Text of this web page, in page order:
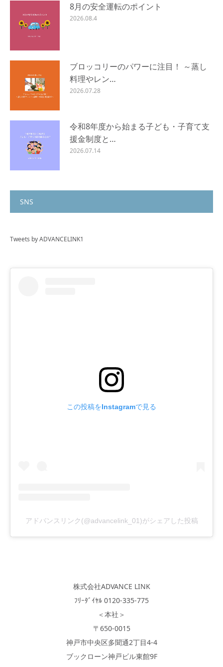
8月の安全運転のポイント
2026.08.4
ブロッコリーのパワーに注目！ ～蒸し
料理やレン…
2026.07.28
令和8年度から始まる子ども・子育て支
援金制度と…
2026.07.14
SNS
Tweets by ADVANCELINK1
この投稿をInstagramで見る
アドバンスリンク(@advancelink_01)がシェアした投稿
株式会社ADVANCE LINK
ﾌﾘｰﾀﾞｲﾔﾙ 0120-335-775
＜本社＞
〒650-0015
神戸市中央区多聞通2丁目4-4
ブックローン神戸ビル東館9F